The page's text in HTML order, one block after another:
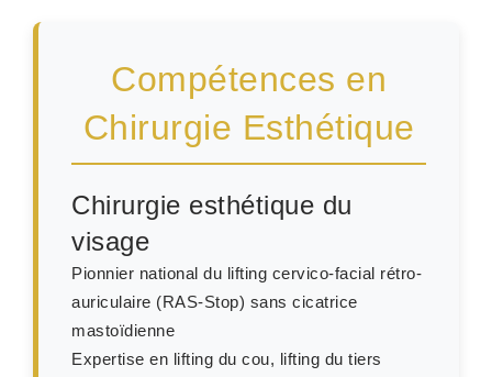
Compétences en
Chirurgie Esthétique
Chirurgie esthétique du
visage
Pionnier national du lifting cervico-facial rétro-
auriculaire (RAS-Stop) sans cicatrice
mastoïdienne
Expertise en lifting du cou, lifting du tiers